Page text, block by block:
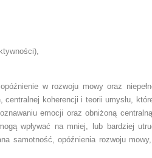
w rozwoju mowy oraz
koherencji i teorii umysłu,
emocji oraz obniżoną
wpływać na mniej, lub bardziej
samotność, opóźnienia rozwoju